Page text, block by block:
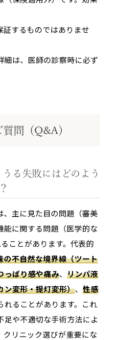
証するものではありませ
細は、医師の診察時に必ず
質問（Q&A）
る失敗にはどのよう
、主に見た目の問題（審美
能に関する問題（医学的な
ことがあります。代表的
の不自然な境界線（ツート
っぱり感や痛み、 リンパ液
ン変形・提灯変形）、 性感
れることがあります。これ
足や不適切な手術方法によ
クリニック選びが重要にな